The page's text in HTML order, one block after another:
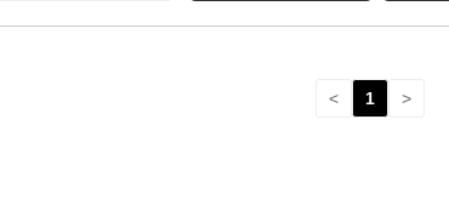
< 1 >